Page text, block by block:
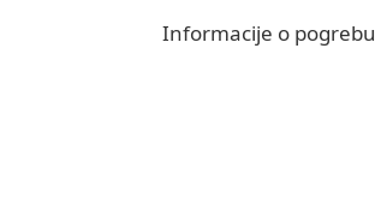
Informacije o pogrebu